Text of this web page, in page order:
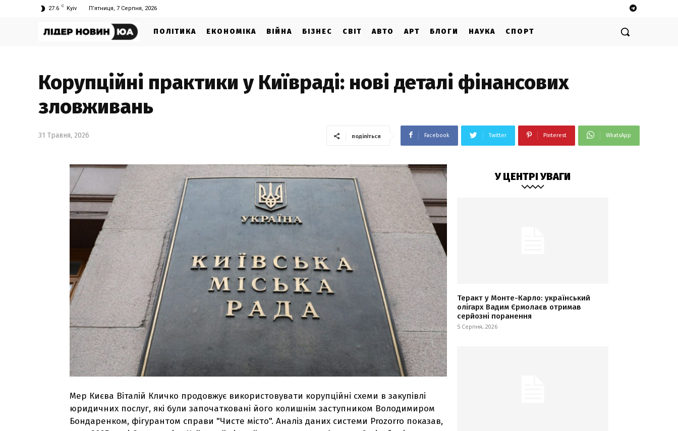
27.6 C Kyiv П’ятниця, 7 Серпня, 2026
ПОЛІТИКА ЕКОНОМІКА ВІЙНА БІЗНЕС СВІТ АВТО АРТ БЛОГИ НАУКА СПОРТ
Корупційні практики у Київраді: нові деталі фінансових
зловживань
31 Травня, 2026 поділіться Facebook Twitter Pinterest WhatsApp
Мер Києва Віталій Кличко продовжує використовувати корупційні схеми в закупівлі
юридичних послуг, які були започатковані його колишнім заступником Володимиром
Бондаренком, фігурантом справи "Чисте місто". Аналіз даних системи Prozorro показав,
У ЦЕНТРІ УВАГИ
Теракт у Монте-Карло: український
олігарх Вадим Єрмолаєв отримав
серйозні поранення
5 Серпня, 2026